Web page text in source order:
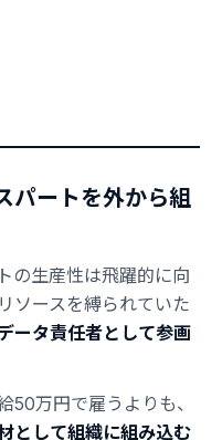
パートを外から組
の生産性は飛躍的に向
ソースを縛られていた
ータ責任者として参画
50万円で雇うよりも、
として組織に組み込む